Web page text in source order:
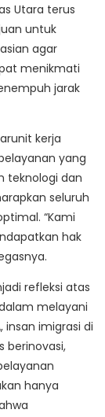
Utara terus
untuk
agar
menikmati
jarak
kerja
yang
teknologi dan
seluruh
“Kami
hak
refleksi atas
melayani
insan imigrasi di
berinovasi,
hanya